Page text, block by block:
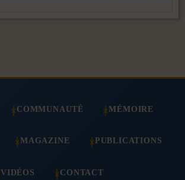
COMMUNAUTÉ MÉMOIRE
MAGAZINE PUBLICATIONS
VIDÉOS CONTACT